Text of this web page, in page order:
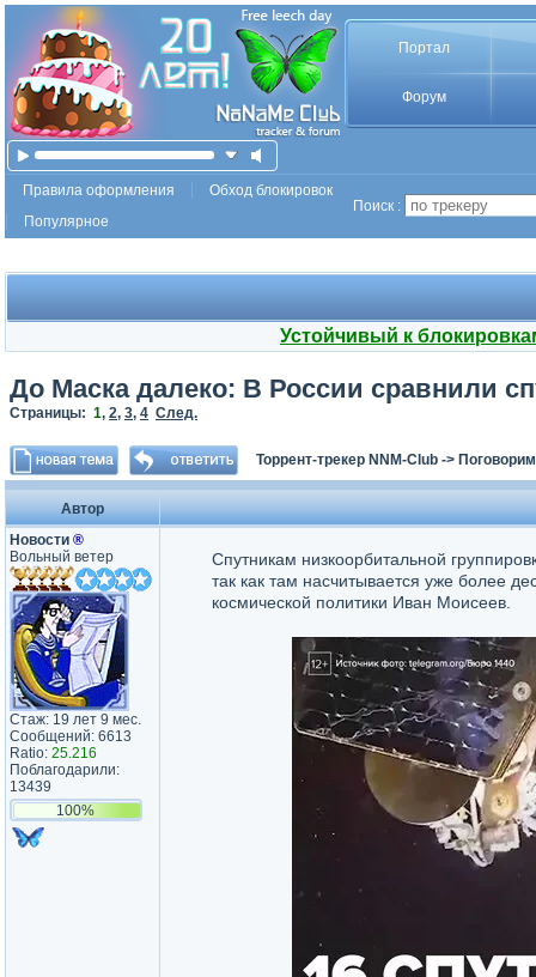
Портал
Форум
Правила оформления
Обход блокировок
Популярное
Поиск :
Устойчивый к
До Маска далеко: В России сравнили
Страницы: 1, 2, 3, 4 След.
Торрент-трекер NNM-Club -> Поговорим
Автор
Новости ®
Вольный ветер
Стаж: 19 лет 9 мес.
Сообщений: 6613
Ratio: 25.216
Поблагодарили:
13439
100%
Спутникам низкоорбитальной
так как там насчитывается уже более
космической политики Иван Моисеев.